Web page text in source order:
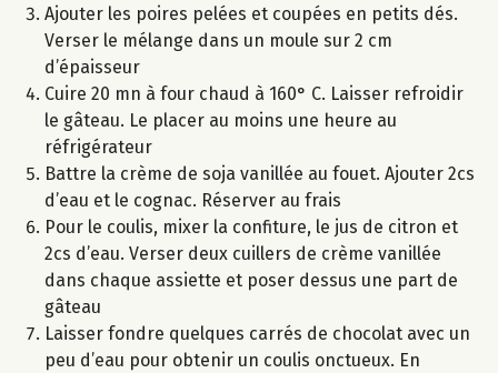
Ajouter les poires pelées et coupées en petits dés.
Verser le mélange dans un moule sur 2 cm
d’épaisseur
Cuire 20 mn à four chaud à 160° C. Laisser refroidir
le gâteau. Le placer au moins une heure au
réfrigérateur
Battre la crème de soja vanillée au fouet. Ajouter 2cs
d’eau et le cognac. Réserver au frais
Pour le coulis, mixer la confiture, le jus de citron et
2cs d’eau. Verser deux cuillers de crème vanillée
dans chaque assiette et poser dessus une part de
gâteau
Laisser fondre quelques carrés de chocolat avec un
peu d’eau pour obtenir un coulis onctueux. En